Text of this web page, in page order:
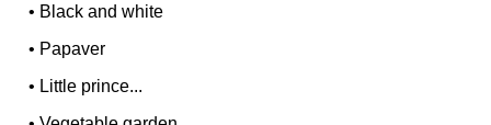
• Black and white
• Papaver
• Little prince...